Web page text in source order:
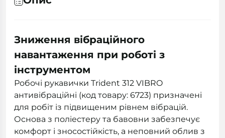
Зниження вібраційного
навантаження при роботі з
інструментом
Робочі рукавички Trident 312 VIBRO
антивібраційні (код товару: 6723) призначені
для робіт із підвищеним рівнем вібрацій.
Основа з поліестеру та бавовни забезпечує
комфорт і зносостійкість, а неповний облив з